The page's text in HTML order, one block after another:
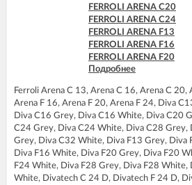
FERROLI ARENA C20
FERROLI ARENA C24
FERROLI ARENA F13
FERROLI ARENA F16
FERROLI ARENA F20
FERROLI ARENA F24
FERROLI BLUEHELIX
FERROLI BLUEHELIX
FERROLI BLUEHELIX
FERROLI BLUEHELIX
FERROLI BLUEHELIX
FERROLI BLUEHELIX
FERROLI BLUEHELIX
FERROLI BLUEHELIX
Подробнее
Ferroli Arena C 13, Arena C 16, Arena C 20,
Arena F 16, Arena F 20, Arena F 24, Diva
Diva C16 Grey, Diva C16 White, Diva C20
C24 Grey, Diva C24 White, Diva C28 Grey,
Grey, Diva C32 White, Diva F13 Grey, Diva
Diva F16 White, Diva F20 Grey, Diva F20
F24 White, Diva F28 Grey, Diva F28 White,
White, Divatech C 24 D, Divatech F 24 D,